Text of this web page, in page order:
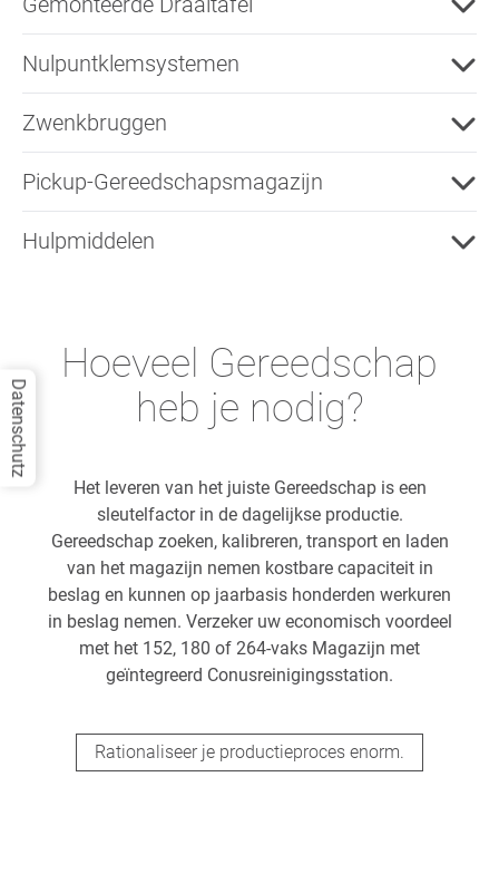
Nulpuntklemsystemen
Zwenkbruggen
Pickup-Gereedschapsmagazijn
Hulpmiddelen
Hoeveel Gereedschap
heb je nodig?
Het leveren van het juiste Gereedschap is een
sleutelfactor in de dagelijkse productie.
Gereedschap zoeken, kalibreren, transport en laden
van het magazijn nemen kostbare capaciteit in
beslag en kunnen op jaarbasis honderden werkuren
in beslag nemen. Verzeker uw economisch voordeel
met het 152, 180 of 264-vaks Magazijn met
geïntegreerd Conusreinigingsstation.
Rationaliseer je productieproces enorm.
Datenschutz